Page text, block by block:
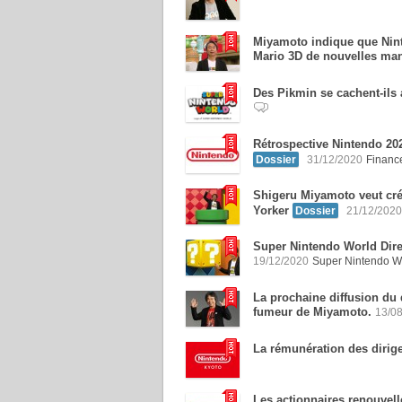
Miyamoto indique que
Mario 3D de nouvelles
Des Pikmin se cachent-
Rétrospective Nintendo
Dossier 31/12/2020
Shigeru Miyamoto veut
Yorker Dossier 21/12/2020
Super Nintendo World
19/12/2020 Super Nintendo
La prochaine diffusion du
fumeur de Miyamoto. 13/
La rémunération des